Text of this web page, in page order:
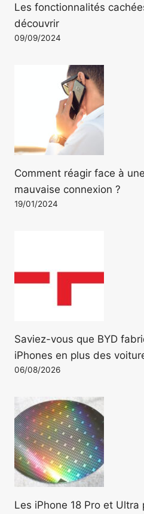
Les fonctionnalités
découvrir
09/09/2024
Comment réagir face à
mauvaise connexion ?
19/01/2024
Saviez-vous que BYD
iPhones en plus des
06/08/2026
Les iPhone 18 Pro et